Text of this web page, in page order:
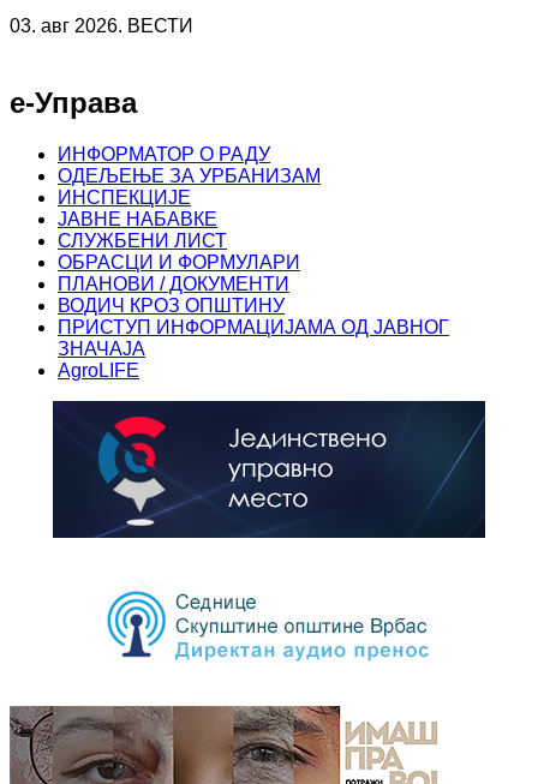
03. авг 2026. ВЕСТИ
е-Управа
ИНФОРМАТОР О РАДУ
ОДЕЉЕЊЕ ЗА УРБАНИЗАМ
ИНСПЕКЦИЈЕ
ЈАВНЕ НАБАВКЕ
СЛУЖБЕНИ ЛИСТ
ОБРАСЦИ И ФОРМУЛАРИ
ПЛАНОВИ / ДОКУМЕНТИ
ВОДИЧ КРОЗ ОПШТИНУ
ПРИСТУП ИНФОРМАЦИЈАМА ОД ЈАВНОГ
ЗНАЧАЈА
AgroLIFE